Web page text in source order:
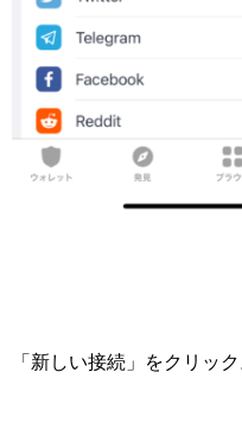
「新しい接続」をクリック